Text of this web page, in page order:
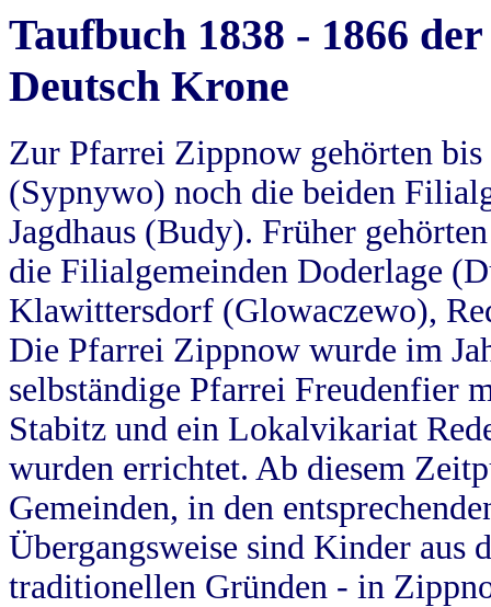
Taufbuch 1838 - 1866
Deutsch Krone
Zur Pfarrei Zippnow gehörten
(Sypnywo) noch die beiden
Jagdhaus (Budy). Früher
die Filialgemeinden Doderlage
Klawittersdorf (Glowaczewo),
Die Pfarrei Zippnow wurde im
selbständige Pfarrei Freudenfier
Stabitz und ein Lokalvikariat
wurden errichtet. Ab diesem
Gemeinden, in den
Übergangsweise sind Kinder aus
traditionellen Gründen - in